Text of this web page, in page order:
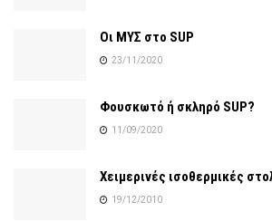
Οι ΜΥΣ στο SUP
23/11/2020
Φουσκωτό ή σκληρό SUP?
11/09/2020
Χειμερινές ισοθερμικές
19/12/2010